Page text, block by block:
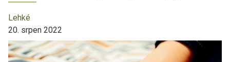
Lehké
20. srpen 2022